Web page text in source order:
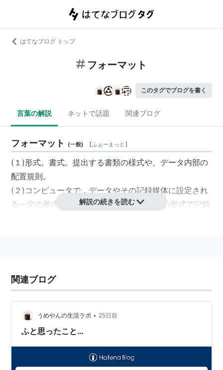
はてなブログ トップ
フォーマット
このタグでブログを書く
言葉の解説 ネットで話題 関連ブログ
フォーマット (一般) 【ふぉーまっと 】
(１)形式。書式。提出する書類の様式や、データ内部の
配置規則。
(２)コンピュータで，データやその記録媒体に設定され
る一定の形式。あるいは，記憶媒体を一定の形式で記録
解説の続きを読む
関連ブログ
うめやんの生活ラボ • 25日前
ふと思ったこと…